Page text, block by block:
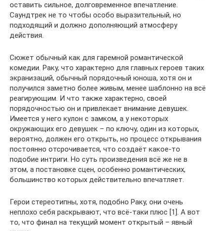
оставить сильное, долговременное впечатление.
Саундтрек не то чтобы особо выразительный, но
подходящий и должно дополняющий атмосферу
действия.
Сюжет обычный как для гаремной романтической
комедии. Раку, что характерно для главных героев таких
экранизаций, обычный порядочный юноша, хотя он и
получился заметно более живым, менее шаблонно на всё
реагирующим. И что также характерно, своей
порядочностью он и привлекает внимание девушек.
Имеется у него кулон с замком, а у некоторых
окружающих его девушек – по ключу, один из которых,
вероятно, должен его открыть, но процесс открывания
постоянно отсрочивается, что создаёт какое-то
подобие интриги. Но суть произведения всё же не в
этом, а постановке сцен, особенно романтических,
большинство которых действительно впечатляет.
Герои стереотипны, хотя, подобно Раку, они очень
неплохо себя раскрывают, что всё-таки плюс [1]. А вот
то, что финал на текущий момент открытый – явный